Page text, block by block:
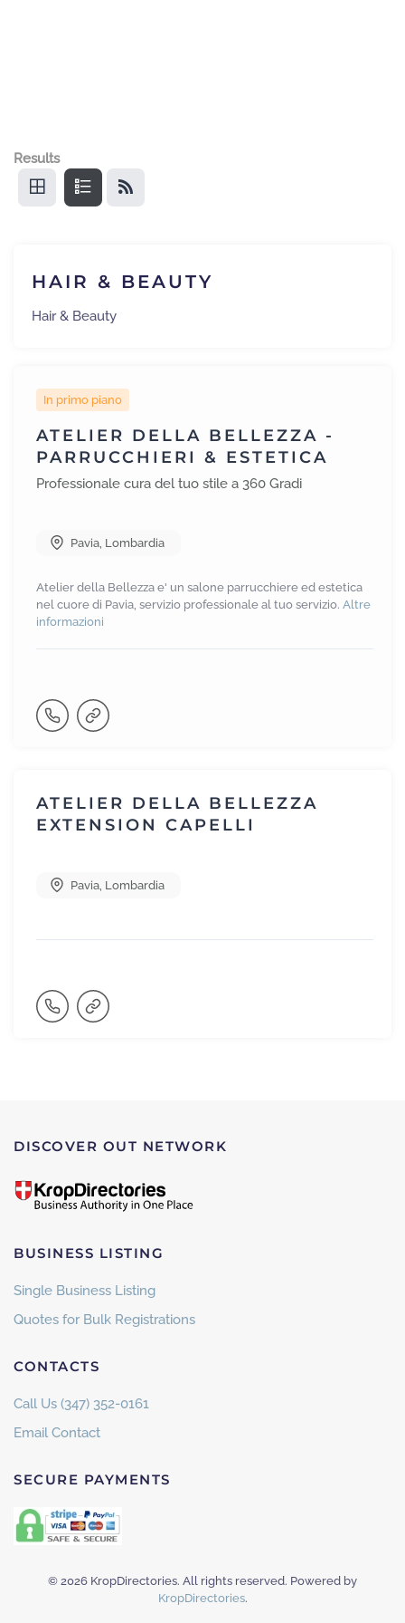
Results
HAIR & BEAUTY
Hair & Beauty
In primo piano
ATELIER DELLA BELLEZZA -
PARRUCCHIERI & ESTETICA
Professionale cura del tuo stile a 360 Gradi
Pavia Lombardia
Atelier della Bellezza e' un salone parrucchiere ed estetica
nel cuore di Pavia, servizio professionale al tuo servizio. Altre
informazioni
ATELIER DELLA BELLEZZA
EXTENSION CAPELLI
Pavia Lombardia
DISCOVER OUT NETWORK
BUSINESS LISTING
Single Business Listing
Quotes for Bulk Registrations
CONTACTS
Call Us (347) 352-0161
Email Contact
SECURE PAYMENTS
© 2026 KropDirectories. All rights reserved. Powered by
KropDirectories.